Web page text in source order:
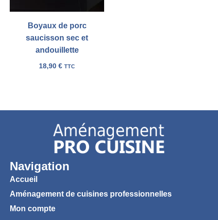
Boyaux de porc
saucisson sec et
andouillette
18,90 € TTC
Navigation
Accueil
Aménagement de cuisines professionnelles
Mon compte